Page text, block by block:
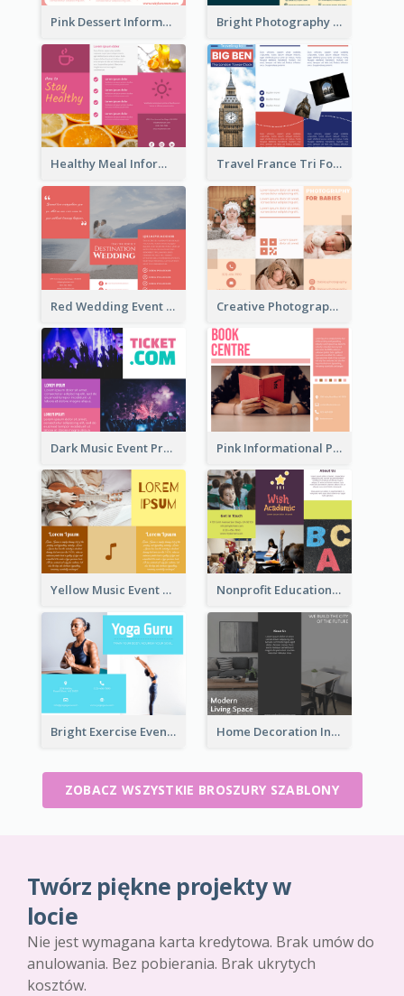
Pink Dessert Informational Tri Fold Brochure Bright Photography Travel Tri Fold Brochure
Healthy Meal Informational Tri Fold Brochure Travel France Tri Fold Brochure
Red Wedding Event Tri Fold Brochure Creative Photography Tri Fold Brochure
Dark Music Event Program Tri Fold Brochure Pink Informational Pamphlet
Yellow Music Event Program Brochure Nonprofit Educational Informational Tri Fold Brochure
Bright Exercise Event Program Brochure Home Decoration Informational Tri Fold Brochure
ZOBACZ WSZYSTKIE BROSZURY SZABLONY
Twórz piękne projekty w
locie
Nie jest wymagana karta kredytowa. Brak umów do
anulowania. Bez pobierania. Brak ukrytych
kosztów.